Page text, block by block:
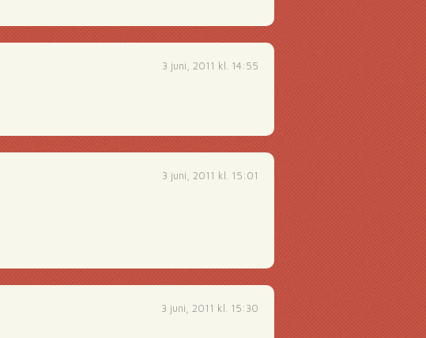
3 juni, 2011 kl. 14:55
3 juni, 2011 kl. 15:01
3 juni, 2011 kl. 15:30